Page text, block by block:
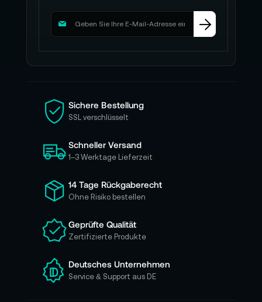
M
d
i
e
s
c
h
ü
r
u
e
e
n
N
Sichere Bestellung
SSL verschlüsselt
Schneller Versand
1–3 Werktage Lieferzeit
14 Tage Rückgaberecht
Ohne Risiko bestellen
Geprüfte Qualität
Zertifizierte Produkte
Deutsches Unternehmen
Service & Support aus DE